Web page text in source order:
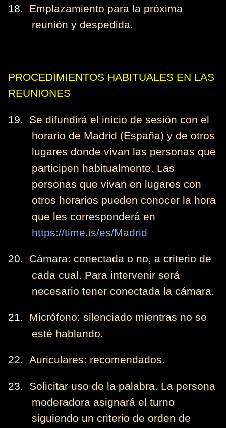
18.
Emplazamiento para la próxima
reunión y despedida.
PROCEDIMIENTOS HABITUALES EN LAS
REUNIONES
19.
Se difundirá el inicio de sesión con el
horario de Madrid (España) y de otros
lugares donde vivan las personas que
participen habitualmente. Las
personas que vivan en lugares con
otros horarios pueden conocer la hora
que les corresponderá en
https://time.is/es/Madrid
20.
Cámara: conectada o no, a criterio de
cada cual. Para intervenir será
necesario tener conectada la cámara.
21.
Micrófono: silenciado mientras no se
esté hablando.
22. Auriculares: recomendados.
23.
Solicitar uso de la palabra. La persona
moderadora asignará el turno
siguiendo un criterio de orden de